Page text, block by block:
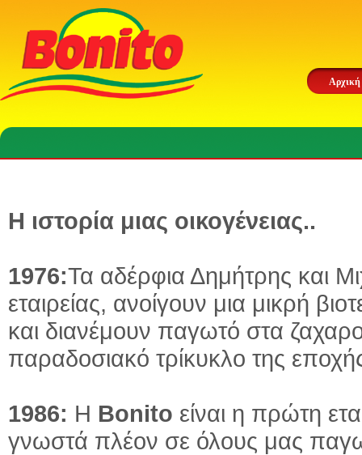
Αρχική
Η ιστορία μιας οικογένειας..
1976:Τα αδέρφια Δημήτρης και
εταιρείας, ανοίγουν μια μικρή
και διανέμουν παγωτό στα
παραδοσιακό τρίκυκλο της
1986: Η Bonito είναι η πρώτη
γνωστά πλέον σε όλους μας